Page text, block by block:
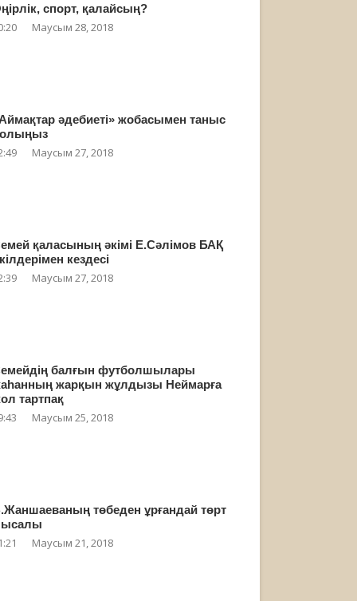
спорт, қалайсың?
Маусым 28, 2018
әдебиеті» жобасымен таныс
Маусым 27, 2018
қаласының әкімі Е.Сәлімов БАҚ
кездесі
Маусым 27, 2018
балғын футболшылары
жарқын жұлдызы Неймарға
тартпақ
Маусым 25, 2018
төбеден ұрғандай төрт
Маусым 21, 2018